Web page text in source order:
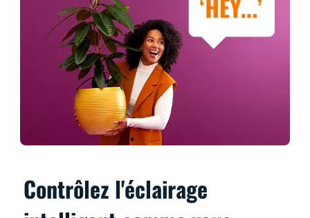
Contrôlez l'éclairage